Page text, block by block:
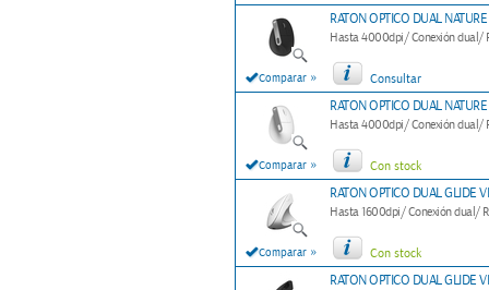
Comparar »
RATON OPTICO DUAL
Hasta 4000dpi/ Conexión dual/
Consultar
Comparar »
RATON OPTICO DUAL
Hasta 4000dpi/ Conexión dual/
Con stock
Comparar »
RATON OPTICO DUAL GLIDE
Hasta 1600dpi/ Conexión dual/
Con stock
RATON OPTICO DUAL GLIDE